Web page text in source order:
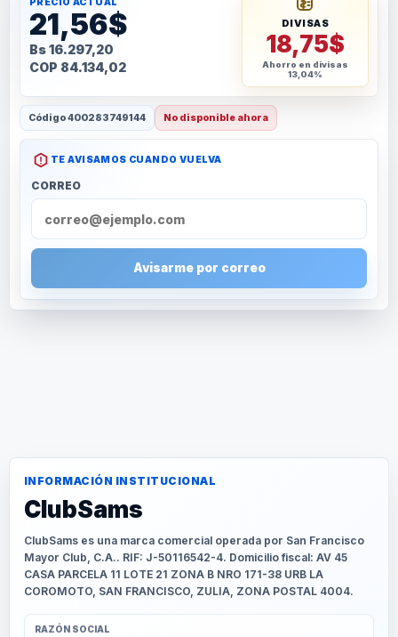
21,56$
Bs 16.297,20
COP 84.134,02
DIVISAS
18,75$
Ahorro en divisas
13,04%
Código400283749144 No disponible ahora
TE AVISAMOS CUANDO VUELVA
CORREO
Avisarme por correo
INFORMACIÓN INSTITUCIONAL
ClubSams
ClubSams es una marca comercial operada por San Francisco
Mayor Club, C.A.. RIF: J-50116542-4. Domicilio fiscal: AV 45
CASA PARCELA 11 LOTE 21 ZONA B NRO 171-38 URB LA
COROMOTO, SAN FRANCISCO, ZULIA, ZONA POSTAL 4004.
RAZÓN SOCIAL